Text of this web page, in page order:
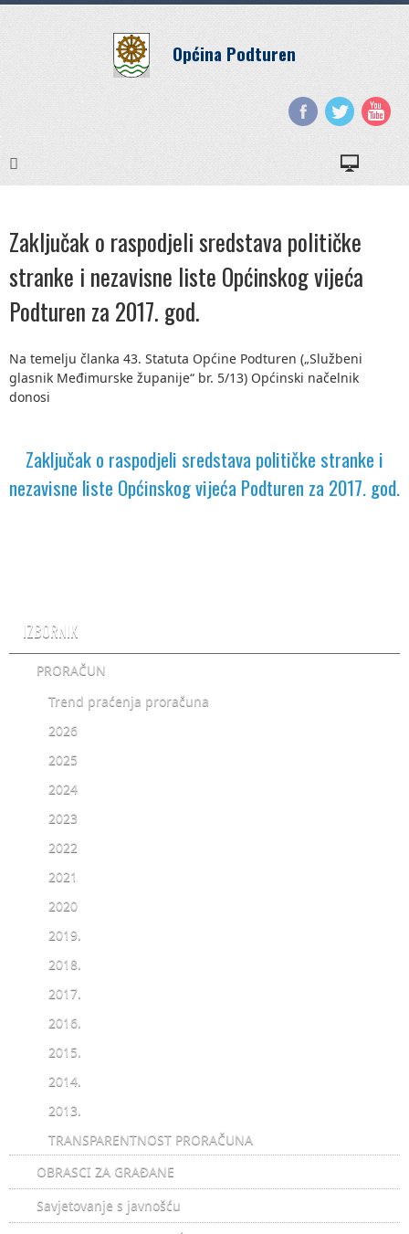
Općina Podturen
Zaključak o raspodjeli sredstava političke
stranke i nezavisne liste Općinskog vijeća
Podturen za 2017. god.
Na temelju članka 43. Statuta Općine Podturen („Službeni
glasnik Međimurske županije“ br. 5/13) Općinski načelnik
donosi
Zaključak o raspodjeli sredstava političke stranke i
nezavisne liste Općinskog vijeća Podturen za 2017. god.
IZBORNIK
PRORAČUN
Trend praćenja proračuna
2026
2025
2024
2023
2022
2021
2020
2019.
2018.
2017.
2016.
2015.
2014.
2013.
TRANSPARENTNOST PRORAČUNA
OBRASCI ZA GRAĐANE
Savjetovanje s javnošću